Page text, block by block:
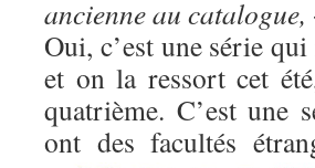
ancienne au
Oui, c’est une série
et on la ressort cet
quatrième. C’est une
ont des facultés